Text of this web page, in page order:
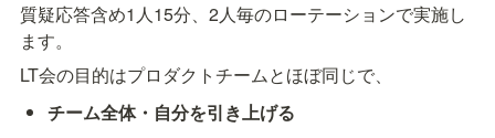
質疑応答含め1人15分、2人毎のローテーションで実施し
ます。
LT会の目的はプロダクトチームとほぼ同じで、
チーム全体・自分を引き上げる